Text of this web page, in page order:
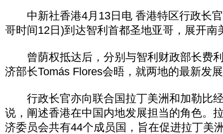
中新社香港4月13日电 香港特区行政长官
哥时间12日)到达智利首都圣地亚哥，展开南
曾荫权抵达后，分别与智利财政部长费
济部长Tomás Flores会晤，就两地的最新发
行政长官亦向联合国拉丁美洲和加勒比
说，阐述香港在中国内地发展担当的角色。
济委员会共有44个成员国，旨在促进拉丁美